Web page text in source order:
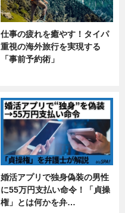
仕事の疲れを癒やす！タイパ
重視の海外旅行を実現する
「事前予約術」
婚活アプリで独身偽装の男性
に55万円支払い命令！「貞操
権」とは何かを弁…